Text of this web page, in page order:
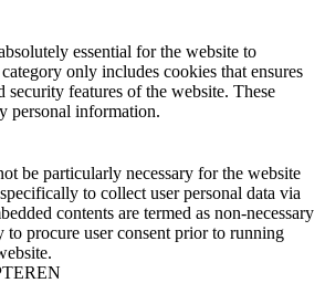
essential for the website to
only includes cookies that ensures
security features of the website. These
personal information.
be particularly necessary for the website
to collect user personal data via
contents are termed as non-necessary
to procure user consent prior to running